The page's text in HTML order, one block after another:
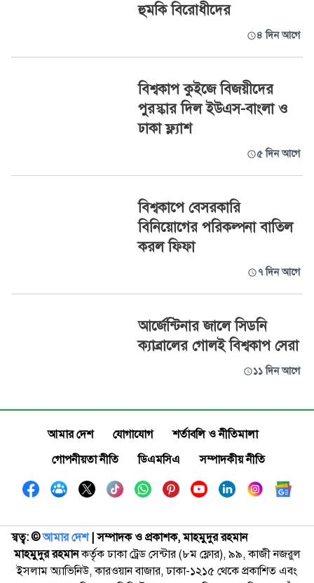
হুমকি বিরোধীদের
৪ দিন আগে
বিশ্বকাপ কুইজে বিজয়ীদের
পুরস্কার দিল ইউএস-বাংলা ও
ঢাকা ফ্ল্যাশ
৫ দিন আগে
বিশ্বকাপে বেসরকারি
বিনিয়োগের পরিকল্পনা বাতিল
করল ফিফা
৭ দিন আগে
আর্জেন্টিনার জালে সিডনি
ক্যাব্রালের গোলই বিশ্বকাপ সেরা
১১ দিন আগে
আমার দেশ যোগাযোগ
শর্তাবলি ও নীতিমালা
গোপনীয়তা নীতি
ডিএমসিএ সম্পাদকীয় নীতি
স্বত্ব: ©️আমার দেশ| সম্পাদক ও প্রকাশক, মাহমুদুর রহমান
মাহমুদুর রহমানকর্তৃক ঢাকা ট্রেড সেন্টার (৮ম ফ্লোর), ৯৯, কাজী নজরুল
ইসলাম অ্যাভিনিউ, কারওয়ান বাজার, ঢাকা-১২১৫ থেকে প্রকাশিত এবং